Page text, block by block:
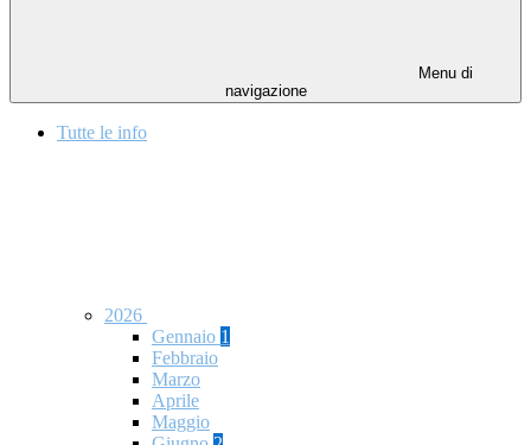
Menu di
navigazione
Tutte le info
2026
Gennaio 1
Febbraio
Marzo
Aprile
Maggio